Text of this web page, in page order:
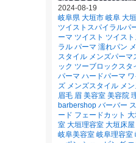
2024-08-19
岐阜県 大垣市 岐阜 大
ツイストスパイラルパ
ーマ ツイスト ツイス
ラル パーマ 濡れパン
スタイル メンズパーマ
ック ツーブロックスタ
パーマ ハードパーマ
ズ メンズスタイル メ
眉毛 眉 美容室 美容院
barbershop バーバー
ード フェードカット
室 大垣理容室 大垣床
岐阜美容室 岐阜理容室